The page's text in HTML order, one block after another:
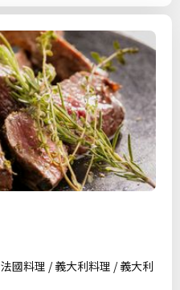
國料理 / 義大利料理 / 義大利